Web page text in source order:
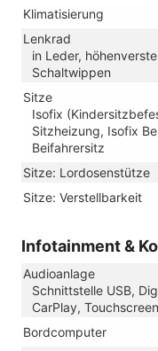
Klimatisierung
Lenkrad
in Leder,
Schaltwippen
Sitze
Isofix
Sitzheizung, Isofix
Beifahrersitz
Sitze: Lordosenstütze
Sitze: Verstellbarkeit
Infotainment &
Audioanlage
Schnittstelle USB,
CarPlay, Touchscreen
Bordcomputer